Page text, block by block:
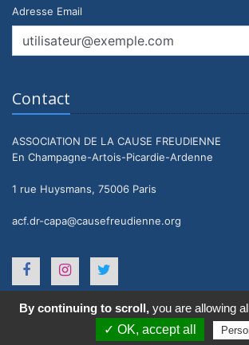
Adresse Email
Contact
ASSOCIATION DE LA CAUSE FREUDIENNE
En Champagne-Artois-Picardie-Ardenne
1 rue Huysmans, 75006 Paris
acf.dr-capa@causefreudienne.org
2021 © ACF en CAPA. Tous droits réservés.
Données personnelles
By continuing to scroll, you are allowing
✓ OK, accept all